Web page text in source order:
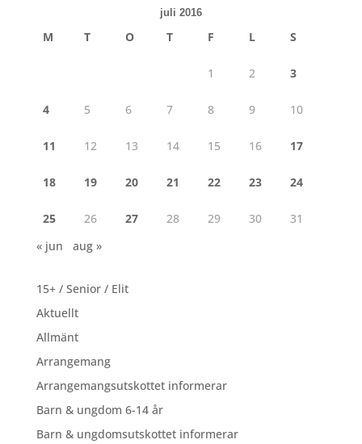
juli 2016
M T O T F L S
1 2 3
4 5 6 7 8 9 10
11 12 13 14 15 16 17
18 19 20 21 22 23 24
25 26 27 28 29 30
31
« jun
aug »
15+ / Senior / Elit
Aktuellt
Allmänt
Arrangemang
Arrangemangsutskottet informerar
Barn & ungdom 6-14 år
Barn & ungdomsutskottet informerar